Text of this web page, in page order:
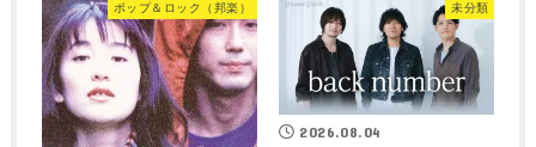
ポップ＆ロック（邦楽） 未分類
2026.08.04